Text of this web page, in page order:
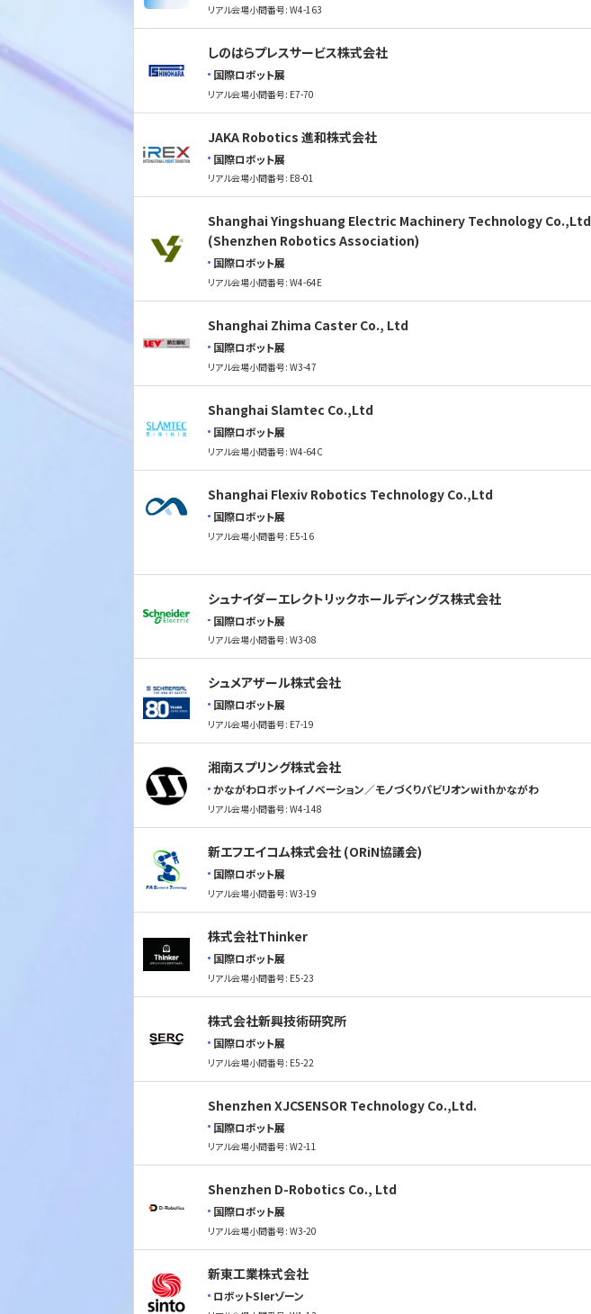
リアル会場小間番号: W4-163
しのはらプレスサービス株式会社
国際ロボット展
リアル会場小間番号: E7-70
JAKA Robotics 進和株式会社
国際ロボット展
リアル会場小間番号: E8-01
Shanghai Yingshuang Electric Machinery Technology Co.,Ltd
(Shenzhen Robotics Association)
国際ロボット展
リアル会場小間番号: W4-64E
Shanghai Zhima Caster Co., Ltd
国際ロボット展
リアル会場小間番号: W3-47
Shanghai Slamtec Co.,Ltd
国際ロボット展
リアル会場小間番号: W4-64C
Shanghai Flexiv Robotics Technology Co.,Ltd
国際ロボット展
リアル会場小間番号: E5-16
シュナイダーエレクトリックホールディングス株式会社
国際ロボット展
リアル会場小間番号: W3-08
シュメアザール株式会社
国際ロボット展
リアル会場小間番号: E7-19
湘南スプリング株式会社
かながわロボットイノベーション／モノづくりパビリオンwithかながわ
リアル会場小間番号: W4-148
新エフエイコム株式会社 (ORiN協議会)
国際ロボット展
リアル会場小間番号: W3-19
株式会社Thinker
国際ロボット展
リアル会場小間番号: E5-23
株式会社新興技術研究所
国際ロボット展
リアル会場小間番号: E5-22
Shenzhen XJCSENSOR Technology Co.,Ltd.
国際ロボット展
リアル会場小間番号: W2-11
Shenzhen D-Robotics Co., Ltd
国際ロボット展
リアル会場小間番号: W3-20
新東工業株式会社
ロボットSIerゾーン